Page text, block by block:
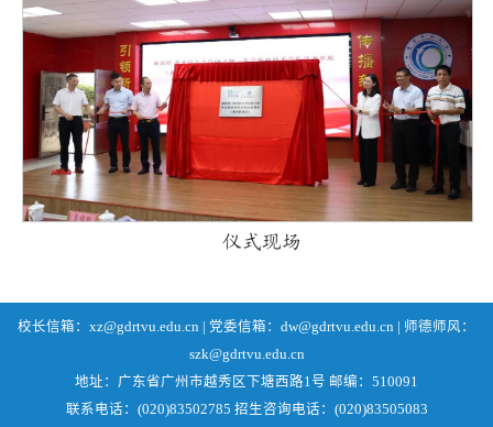
仪式现场
校长信箱：xz@gdrtvu.edu.cn | 党委信箱：dw@gdrtvu.edu.cn | 师德师风：
szk@gdrtvu.edu.cn
地址：广东省广州市越秀区下塘西路1号 邮编：510091
联系电话：(020)83502785 招生咨询电话：(020)83505083